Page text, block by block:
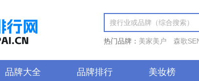
热门品牌： 美家美户 森歌
品牌大全 品牌排行 美妆榜